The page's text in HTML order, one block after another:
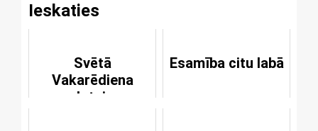
Ieskaties
Svētā
Vakarēdiena
dotais
Esamība citu labā